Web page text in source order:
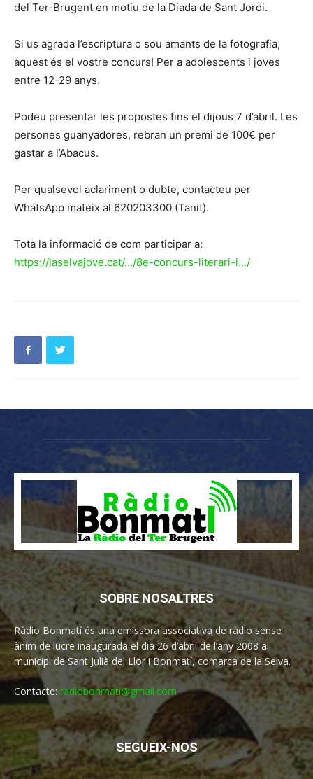
del Ter-Brugent en motiu de la Diada de Sant Jordi.
Si us agrada l’escriptura o sou amants de la fotografia,
aquest és el vostre concurs! Per a adolescents i joves
entre 12-29 anys.
Podeu presentar les propostes fins el dijous 7 d’abril. Les
persones guanyadores, rebran un premi de 100€ per
gastar a l’Abacus.
Per qualsevol aclariment o dubte, contacteu per
WhatsApp mateix al 620203300 (Tanit).
Tota la informació de com participar a:
https://laselvajove.cat/…/8e-concurs-literari-i…/
SOBRE NOSALTRES
Ràdio Bonmatí és una emissora associativa de ràdio sense
ànim de lucre inaugurada el dia 26 d’abril de l’any 2008 al
municipi de Sant Julià del Llor i Bonmatí, comarca de la Selva.
Contacte: radiobonmati@gmail.com
SEGUEIX-NOS